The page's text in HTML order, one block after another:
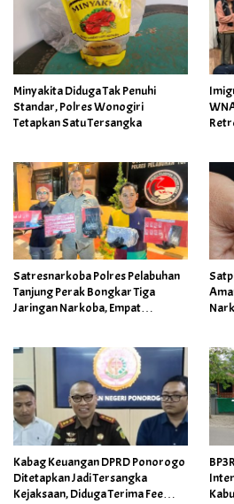
Minyakita Diduga Tak Penuhi
Standar, Polres Wonogiri
Tetapkan Satu Tersangka
Satresnarkoba Polres Pelabuhan
Tanjung Perak Bongkar Tiga
Jaringan Narkoba, Empat
Kabag Keuangan DPRD Ponorogo
Ditetapkan Jadi Tersangka
Kejaksaan, Diduga Terima Fee